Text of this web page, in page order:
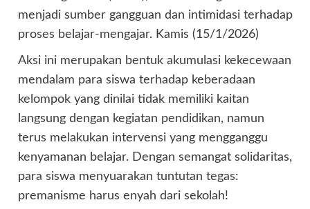
menjadi sumber gangguan dan intimidasi terhadap
proses belajar-mengajar. Kamis (15/1/2026)
Aksi ini merupakan bentuk akumulasi kekecewaan
mendalam para siswa terhadap keberadaan
kelompok yang dinilai tidak memiliki kaitan
langsung dengan kegiatan pendidikan, namun
terus melakukan intervensi yang mengganggu
kenyamanan belajar. Dengan semangat solidaritas,
para siswa menyuarakan tuntutan tegas:
premanisme harus enyah dari sekolah!